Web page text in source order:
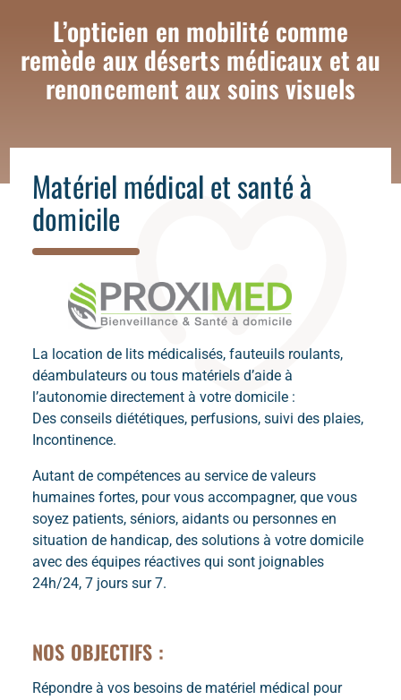
L’opticien en mobilité comme
remède aux déserts médicaux et au
renoncement aux soins visuels
La ROAD
Ouverture de la téléexpertise aux opticiens en
mobilité sur les lieux de vie : 5,4 millions de patients
pourraient renouer le lien avec l’ophtalmologiste
Un opticien qui se déplace comme
solution au renoncement des soins
optiques
Matériel médical et santé à
domicile
La location de lits médicalisés, fauteuils roulants,
déambulateurs ou tous matériels d’aide à
l’autonomie directement à votre domicile :
Des conseils diététiques, perfusions, suivi des plaies,
Incontinence.
Autant de compétences au service de valeurs
humaines fortes, pour vous accompagner, que vous
soyez patients, séniors, aidants ou personnes en
situation de handicap, des solutions à votre domicile
avec des équipes réactives qui sont joignables
24h/24, 7 jours sur 7.
NOS OBJECTIFS :
Répondre à vos besoins de matériel médical pour